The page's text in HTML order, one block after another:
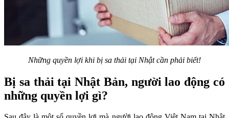
Những quyền lợi khi bị sa thải tại Nhật cần phải biết!
Bị sa thải tại Nhật Bản, người lao động có
những quyền lợi gì?